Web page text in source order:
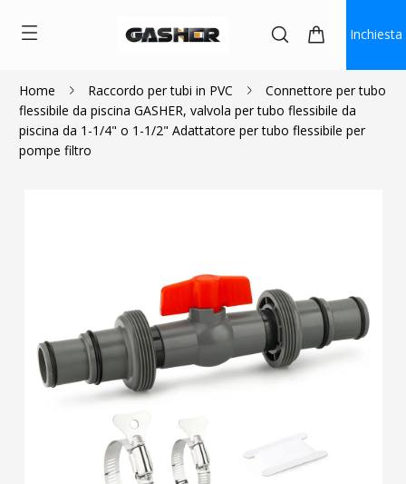
Inchiesta
Home Raccordo per tubi in PVC
Connettore per tubo
flessibile da piscina GASHER, valvola per tubo flessibile da
piscina da 1-1/4" o 1-1/2" Adattatore per tubo flessibile per
pompe filtro
$18.99